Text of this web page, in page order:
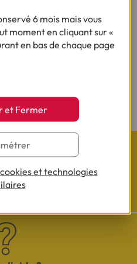
rempli qu'il vous faudra nous
des justificatifs demandés en
Cofidis
6 mois mais vous
moment en cliquant sur «
en bas de chaque page
et Fermer
et technologies